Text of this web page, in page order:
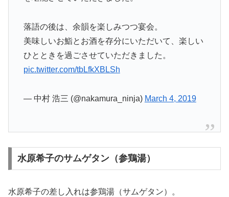
落語の後は、余韻を楽しみつつ宴会。
美味しいお鮨とお酒を存分にいただいて、楽しい
ひとときを過ごさせていただきました。
pic.twitter.com/tbLfkXBLSh
— 中村 浩三 (@nakamura_ninja) March 4, 2019
水原希子のサムゲタン（参鶏湯）
水原希子の差し入れは参鶏湯（サムゲタン）。